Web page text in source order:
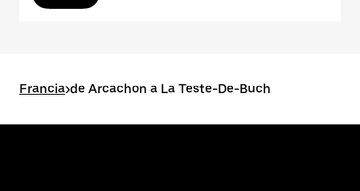
Francia>de Arcachon a La Teste-De-Buch